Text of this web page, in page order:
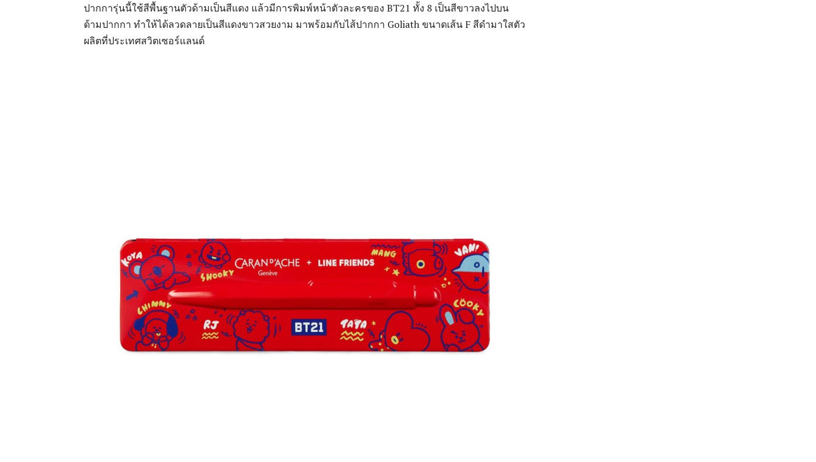
ปากการุ่นนี้ใช้สีพื้นฐานตัวด้ามเป็นสีแดง แล้วมีการพิมพ์หน้าตัวละครของ BT21 ทั้ง 8 เป็นสีขาวลงไปบน
ด้ามปากกา ทำให้ได้ลวดลายเป็นสีแดงขาวสวยงาม มาพร้อมกับไส้ปากกา Goliath ขนาดเส้น F สีดำมาใสตัว
ผลิตที่ประเทศสวิตเซอร์แลนด์